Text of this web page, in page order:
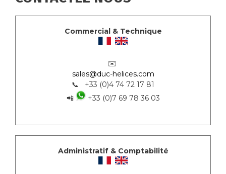
Commercial & Technique
✉️
sales@duc-helices.com
📞 +33 (0)4 74 72 17 81
📲
+33 (0)7 69 78 36 03
Administratif & Comptabilité